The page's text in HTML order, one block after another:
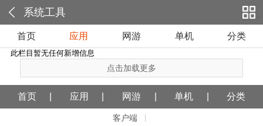
系统工具
首页 应用 网游 单机 分类
此栏目暂无任何新增信息
点击加载更多
首页 应用 网游 单机 分类
客户端